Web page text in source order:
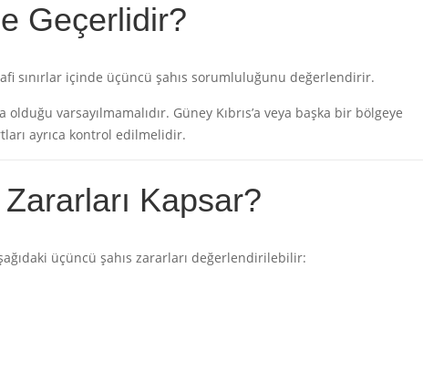
Geçerlidir?
sınırlar içinde üçüncü şahıs sorumluluğunu değerlendirir.
varsayılmamalıdır. Güney Kıbrıs’a veya başka bir bölgeye
ayrıca kontrol edilmelidir.
Kapsar?
üçüncü şahıs zararları değerlendirilebilir: